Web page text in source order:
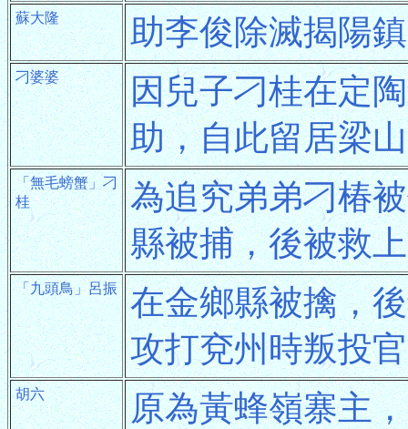
蘇大隆 助李俊除滅揭陽
刁婆婆
因兒子刁桂在定
助，自此留居梁山
「無毛螃蟹」刁
桂
為追究弟弟刁椿
縣被捕，後被救
「九頭鳥」呂振
在金鄉縣被擒，
攻打兗州時叛投
胡六 原為黃蜂嶺寨主